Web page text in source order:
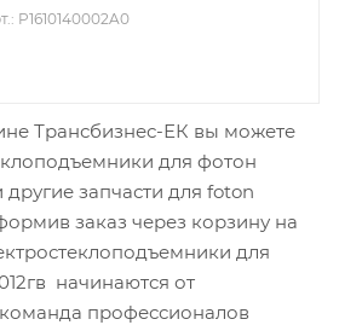
P1610140002A0
Трансбизнес-ЕК вы можете
для фотон
другие запчасти для foton
заказ через корзину на
для
начинаются от
профессионалов